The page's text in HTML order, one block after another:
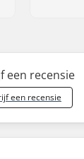
een recensie
een recensie